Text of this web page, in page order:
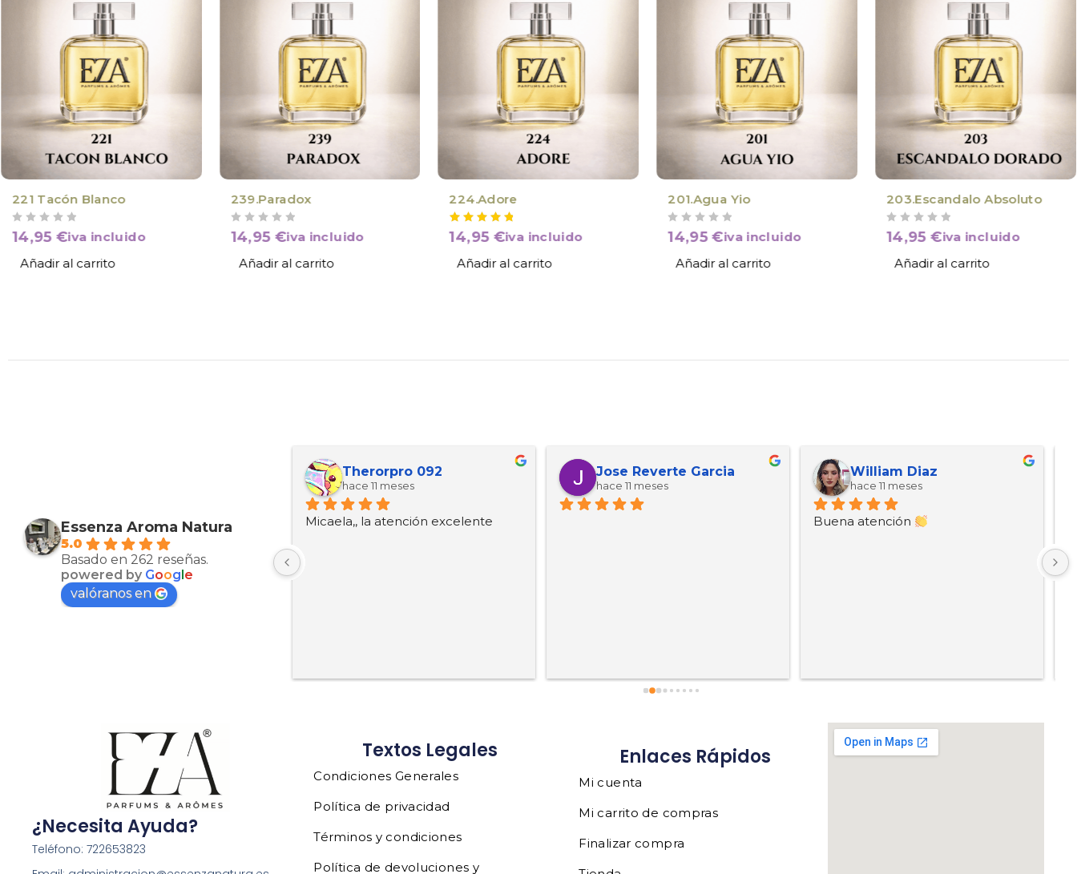
221 Tacón Blanco
14,95€iva incluido
Añadir al carrito
239.Paradox
14,95€iva incluido
Añadir al carrito
224.Adore
14,95 €iva incluido
Añadir al carrito
201.Agua Yio
14,95€iva incluido
Añadir al carrito
203.Escandalo Absoluto
14,95€iva incluido
Añadir al carrito
Essenza Aroma Natura
5.0
Basado en 262 reseñas.
powered by Google
valóranos en
Muy bien productos
Therorpro 092
hace 11 meses
Micaela,, la atención excelente
Jose Reverte Garcia
hace 11 meses
William Diaz
hace 11 meses
Buena atención
¿Necesita Ayuda?
Teléfono: 722653823
Textos Legales
Condiciones Generales
Política de privacidad
Términos y condiciones
Política de devoluciones y
Enlaces Rápidos
Mi cuenta
Mi carrito de compras
Finalizar compra